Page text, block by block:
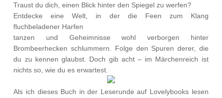
Traust du dich, einen Blick hinter den Spiegel zu werfen?
Entdecke eine Welt, in der die Feen zum Klang
fluchbeladener Harfen
tanzen und Geheimnisse wohl verborgen hinter
Brombeerhecken schlummern. Folge den Spuren derer, die
du zu kennen glaubst. Doch gib acht – im Märchenreich ist
nichts so, wie du es erwartest.
Als ich dieses Buch in der Leserunde auf Lovelybooks lesen